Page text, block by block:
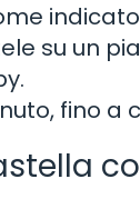
su un
fino a